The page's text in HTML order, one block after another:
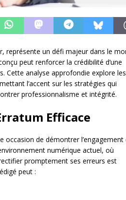
représente un défi majeur dans le
peut renforcer la crédibilité d’une
Cette analyse approfondie explore les
l’accent sur les stratégies qui
professionnalisme et intégrité.
Efficace
occasion de démontrer l’engagement
numérique actuel, où
promptement ses erreurs est
peut :